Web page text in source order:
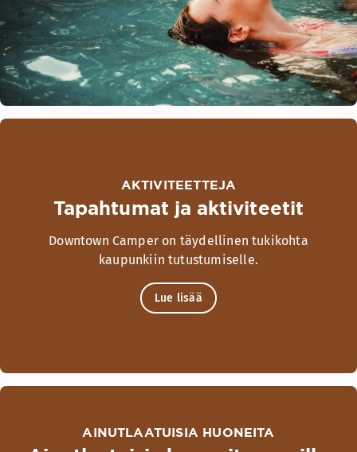
AKTIVITEETTEJA
Tapahtumat ja aktiviteetit
Downtown Camper on täydellinen tukikohta
kaupunkiin tutustumiselle.
Lue lisää
AINUTLAATUISIA HUONEITA